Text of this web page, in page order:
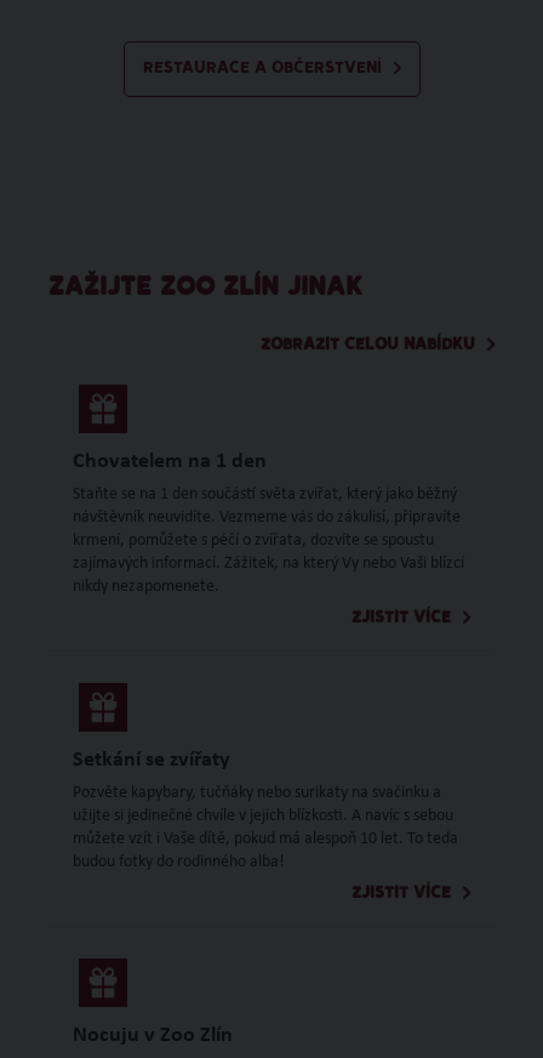
RESTAURACE A OBČERSTVENÍ
ZAŽIJTE ZOO ZLÍN JINAK
ZOBRAZIT CELOU NABÍDKU
Chovatelem na 1 den
Staňte se na 1 den součástí světa zvířat, který jako běžný
návštěvník neuvidíte. Vezmeme vás do zákulisí, připravíte
krmení, pomůžete s péčí o zvířata, dozvíte se spoustu
zajímavých informací. Zážitek, na který Vy nebo Vaši blízcí
nikdy nezapomenete.
ZJISTIT VÍCE
Setkání se zvířaty
Pozvěte kapybary, tučňáky nebo surikaty na svačinku a
užijte si jedinečné chvíle v jejich blízkosti. A navíc s sebou
můžete vzít i Vaše dítě, pokud má alespoň 10 let. To teda
budou fotky do rodinného alba!
ZJISTIT VÍCE
Nocuju v Zoo Zlín